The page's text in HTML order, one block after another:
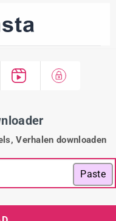
Verhalen downloaden
Paste